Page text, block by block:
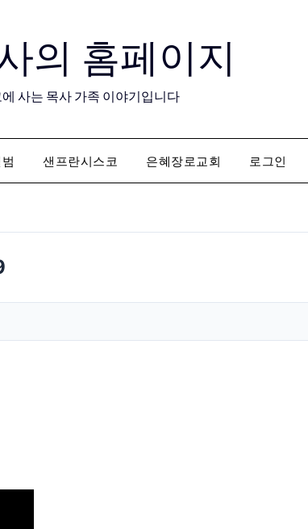
의 홈페이지
사는 목사 가족 이야기입니다
샌프란시스코 은혜장로교회 로그인